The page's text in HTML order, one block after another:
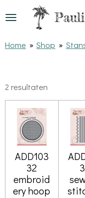
Ga
naar
Home » Shop »
2 resultaten
ADD103
32
embroid
ery hoop